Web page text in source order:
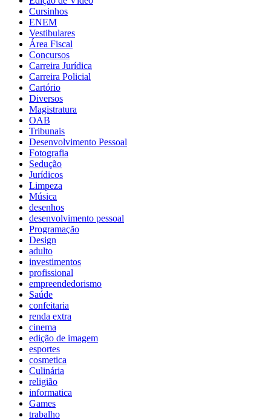
Cursinhos
ENEM
Vestibulares
Área Fiscal
Concursos
Carreira Jurídica
Carreira Policial
Cartório
Diversos
Magistratura
OAB
Tribunais
Desenvolvimento Pessoal
Fotografia
Sedução
Jurídicos
Limpeza
Música
desenhos
desenvolvimento pessoal
Programação
Design
adulto
investimentos
profissional
empreendedorismo
Saúde
confeitaria
renda extra
cinema
edição de imagem
esportes
cosmetica
Culinária
religião
informatica
Games
trabalho